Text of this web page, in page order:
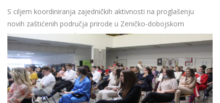
S ciljem koordiniranja zajedničkih aktivnosti na proglašenju
novih zaštićenih područja prirode u Zeničko-dobojskom
kantonu, u prvom redu...
Više...